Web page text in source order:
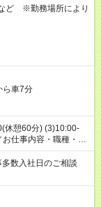
ど ※勤務場所により
ら車7分
休憩60分) (3)10:00-
仕事内容・職種・勤
数入社日のご相談